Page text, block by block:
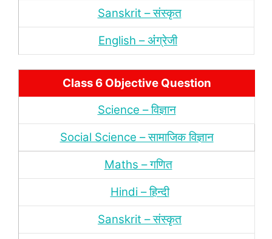
Sanskrit – संस्‍कृत
English – अंंग्रेजी
Class 6 Objective Question
Science – विज्ञान
Social Science – सामाजिक विज्ञान
Maths – गणित
Hindi – हिन्‍दी
Sanskrit – संस्‍कृत